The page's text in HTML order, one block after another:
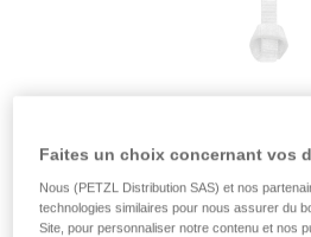
Fusible pour
CLUB
Faites un choix concernant vos
Nous (PETZL Distribution SAS) et nos
technologies similaires pour nous assurer du
Site, pour personnaliser notre contenu et nos